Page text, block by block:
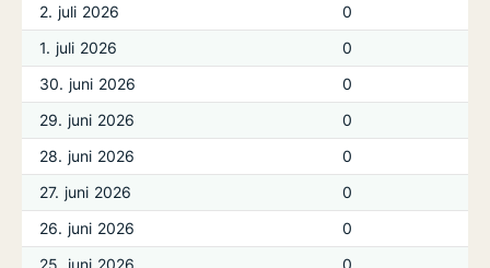
2. juli 2026
0
1. juli 2026
0
30. juni 2026
0
29. juni 2026
0
28. juni 2026
0
27. juni 2026
0
26. juni 2026
0
25. juni 2026
0